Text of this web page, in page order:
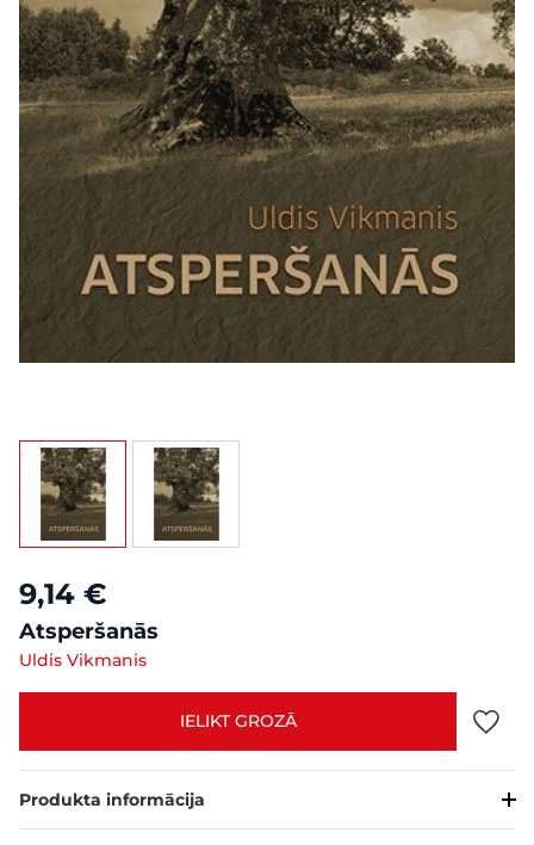
View larger imageView larger image
9,14 €
Atsperšanās
Uldis Vikmanis
IELIKT GROZĀ
Produkta informācija